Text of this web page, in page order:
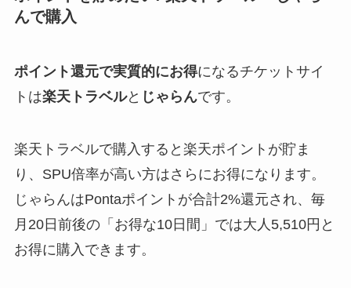
んで購入
ポイント還元で実質的にお得になるチケットサイ
トは楽天トラベルと じゃらんです。
楽天トラベルで購入すると楽天ポイントが貯ま
り、SPU倍率が高い方はさらにお得になります。
じゃらんはPontaポイントが合計2%還元され、毎
月20日前後の「お得な10日間」では大人5,510円と
お得に購入できます。